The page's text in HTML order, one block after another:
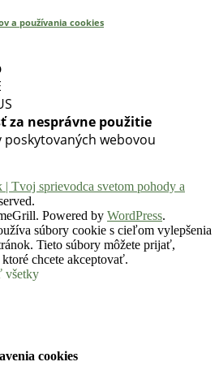
a používania cookies
za nesprávne použitie
webovou
| Tvoj sprievodca svetom pohody a
Powered by WordPress.
súbory cookie s cieľom vylepšenia
Tieto súbory môžete prijať,
chcete akceptovať.
všetky
cookies